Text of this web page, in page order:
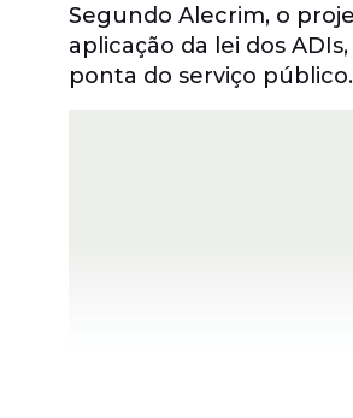
Segundo Alecrim, o
aplicação da lei dos
ponta do serviço público.